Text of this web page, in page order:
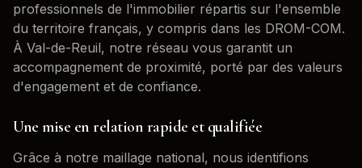
professionnels de l'immobilier répartis sur l'ensemble
du territoire français, y compris dans les DROM-COM.
À Val-de-Reuil, notre réseau vous garantit un
accompagnement de proximité, porté par des valeurs
d'engagement et de confiance.
Une mise en relation rapide et qualifiée
Grâce à notre maillage national, nous identifions